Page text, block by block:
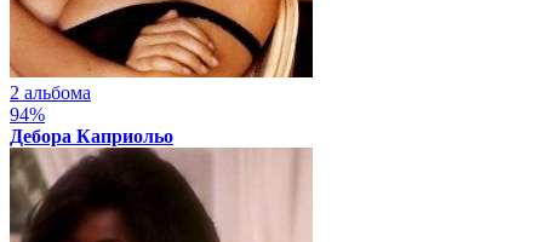
2 альбома
94%
Дебора Каприольо